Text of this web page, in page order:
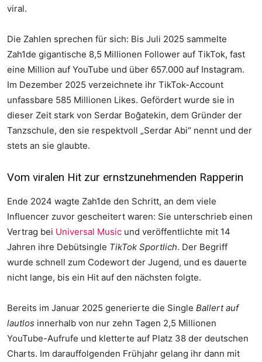
viral.
Die Zahlen sprechen für sich: Bis Juli 2025 sammelte
Zah1de gigantische 8,5 Millionen Follower auf TikTok, fast
eine Million auf YouTube und über 657.000 auf Instagram.
Im Dezember 2025 verzeichnete ihr TikTok-Account
unfassbare 585 Millionen Likes. Gefördert wurde sie in
dieser Zeit stark von Serdar Boğatekin, dem Gründer der
Tanzschule, den sie respektvoll „Serdar Abi“ nennt und der
stets an sie glaubte.
Vom viralen Hit zur ernstzunehmenden Rapperin
Ende 2024 wagte Zah1de den Schritt, an dem viele
Influencer zuvor gescheitert waren: Sie unterschrieb einen
Vertrag bei Universal Music und veröffentlichte mit 14
Jahren ihre Debütsingle TikTok Sportlich. Der Begriff
wurde schnell zum Codewort der Jugend, und es dauerte
nicht lange, bis ein Hit auf den nächsten folgte.
Bereits im Januar 2025 generierte die Single Ballert auf
lautlos innerhalb von nur zehn Tagen 2,5 Millionen
YouTube-Aufrufe und kletterte auf Platz 38 der deutschen
Charts. Im darauffolgenden Frühjahr gelang ihr dann mit